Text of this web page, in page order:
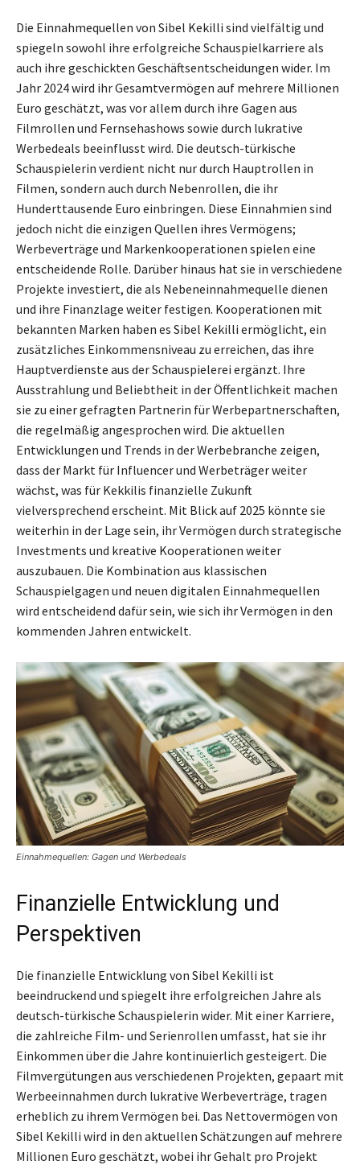
Die Einnahmequellen von Sibel Kekilli sind vielfältig und
spiegeln sowohl ihre erfolgreiche Schauspielkarriere als
auch ihre geschickten Geschäftsentscheidungen wider. Im
Jahr 2024 wird ihr Gesamtvermögen auf mehrere Millionen
Euro geschätzt, was vor allem durch ihre Gagen aus
Filmrollen und Fernsehashows sowie durch lukrative
Werbedeals beeinflusst wird. Die deutsch-türkische
Schauspielerin verdient nicht nur durch Hauptrollen in
Filmen, sondern auch durch Nebenrollen, die ihr
Hunderttausende Euro einbringen. Diese Einnahmien sind
jedoch nicht die einzigen Quellen ihres Vermögens;
Werbeverträge und Markenkooperationen spielen eine
entscheidende Rolle. Darüber hinaus hat sie in verschiedene
Projekte investiert, die als Nebeneinnahmequelle dienen
und ihre Finanzlage weiter festigen. Kooperationen mit
bekannten Marken haben es Sibel Kekilli ermöglicht, ein
zusätzliches Einkommensniveau zu erreichen, das ihre
Hauptverdienste aus der Schauspielerei ergänzt. Ihre
Ausstrahlung und Beliebtheit in der Öffentlichkeit machen
sie zu einer gefragten Partnerin für Werbepartnerschaften,
die regelmäßig angesprochen wird. Die aktuellen
Entwicklungen und Trends in der Werbebranche zeigen,
dass der Markt für Influencer und Werbeträger weiter
wächst, was für Kekkilis finanzielle Zukunft
vielversprechend erscheint. Mit Blick auf 2025 könnte sie
weiterhin in der Lage sein, ihr Vermögen durch strategische
Investments und kreative Kooperationen weiter
auszubauen. Die Kombination aus klassischen
Schauspielgagen und neuen digitalen Einnahmequellen
wird entscheidend dafür sein, wie sich ihr Vermögen in den
kommenden Jahren entwickelt.
Einnahmequellen: Gagen und Werbedeals
Finanzielle Entwicklung und
Perspektiven
Die finanzielle Entwicklung von Sibel Kekilli ist
beeindruckend und spiegelt ihre erfolgreichen Jahre als
deutsch-türkische Schauspielerin wider. Mit einer Karriere,
die zahlreiche Film- und Serienrollen umfasst, hat sie ihr
Einkommen über die Jahre kontinuierlich gesteigert. Die
Filmvergütungen aus verschiedenen Projekten, gepaart mit
Werbeeinnahmen durch lukrative Werbeverträge, tragen
erheblich zu ihrem Vermögen bei. Das Nettovermögen von
Sibel Kekilli wird in den aktuellen Schätzungen auf mehrere
Millionen Euro geschätzt, wobei ihr Gehalt pro Projekt